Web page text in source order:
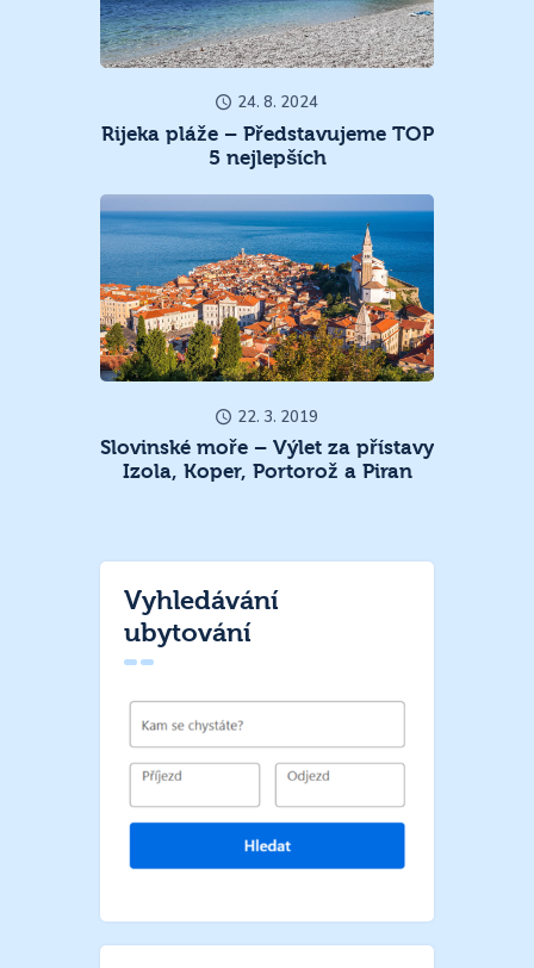
24. 8. 2024
Rijeka pláže – Představujeme TOP
5 nejlepších
22. 3. 2019
Slovinské moře – Výlet za přístavy
Izola, Koper, Portorož a Piran
Vyhledávání
ubytování